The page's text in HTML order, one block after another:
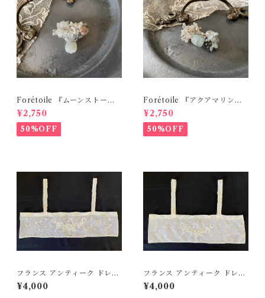
Forétoile 『ムーンストーン
と淡水パールのブローチ』天
然石【送料無料】【ブローチ
No.485】
¥2,750
50%OFF
Forétoile 『アクアマリンと
淡水パールのブローチ』天然
石【送料無料】【ブローチNo.
484】
¥2,750
50%OFF
フランス アンティーク ドレス
パーツ レースパーツ チュール
レース 【D-335A】
¥4,000
フランス アンティーク ドレス
パーツ レースパーツ チュール
レース 【D-335B】
¥4,000